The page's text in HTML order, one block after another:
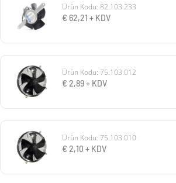
Ürün Kodu: 82.103.233
€ 62,21 + KDV
Ürün Kodu: 75.103.012
€ 2,89+ KDV
Ürün Kodu: 75.103.010
€ 2,10 + KDV